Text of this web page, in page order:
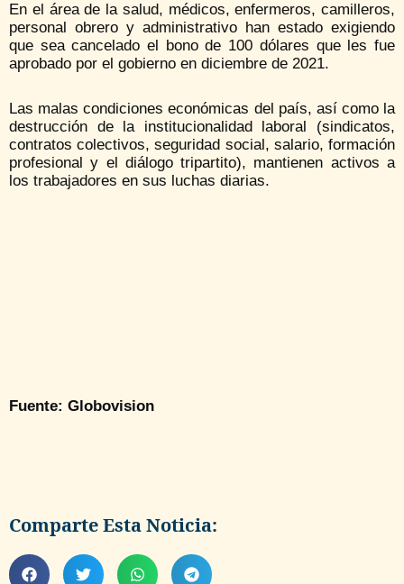
En el área de la salud, médicos, enfermeros, camilleros,
personal obrero y administrativo han estado exigiendo
que sea cancelado el bono de 100 dólares que les fue
aprobado por el gobierno en diciembre de 2021.
Las malas condiciones económicas del país, así como la
destrucción de la institucionalidad laboral (sindicatos,
contratos colectivos, seguridad social, salario, formación
profesional y el diálogo tripartito), mantienen activos a
los trabajadores en sus luchas diarias.
Fuente: Globovision
Comparte Esta Noticia: